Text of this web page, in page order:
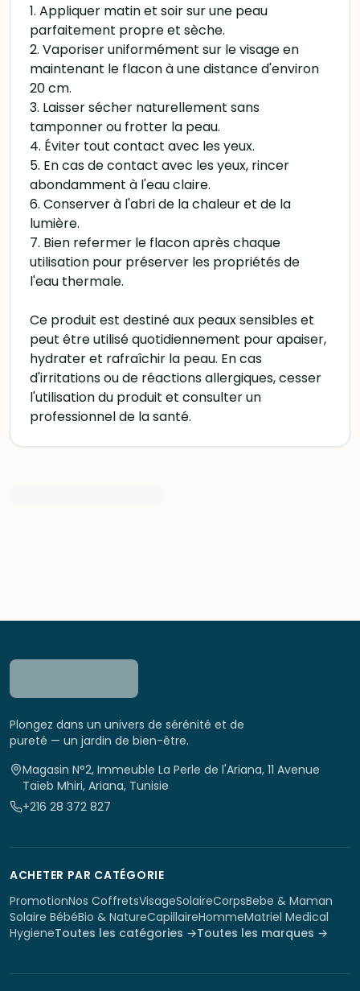
1. Appliquer matin et soir sur une peau
parfaitement propre et sèche.
2. Vaporiser uniformément sur le visage en
maintenant le flacon à une distance d'environ
20 cm.
3. Laisser sécher naturellement sans
tamponner ou frotter la peau.
4. Éviter tout contact avec les yeux.
5. En cas de contact avec les yeux, rincer
abondamment à l'eau claire.
6. Conserver à l'abri de la chaleur et de la
lumière.
7. Bien refermer le flacon après chaque
utilisation pour préserver les propriétés de
l'eau thermale.
Ce produit est destiné aux peaux sensibles et
peut être utilisé quotidiennement pour apaiser,
hydrater et rafraîchir la peau. En cas
d'irritations ou de réactions allergiques, cesser
l'utilisation du produit et consulter un
professionnel de la santé.
Plongez dans un univers de sérénité et de
pureté — un jardin de bien-être.
Magasin N°2, Immeuble La Perle de l'Ariana, 11 Avenue
Taïeb Mhiri, Ariana, Tunisie
+216 28 372 827
ACHETER PAR CATÉGORIE
PromotionNos CoffretsVisageSolaireCorpsBebe & Maman
Solaire BébéBio & NatureCapillaireHommeMatriel Medical
HygieneToutes les catégories →Toutes les marques →